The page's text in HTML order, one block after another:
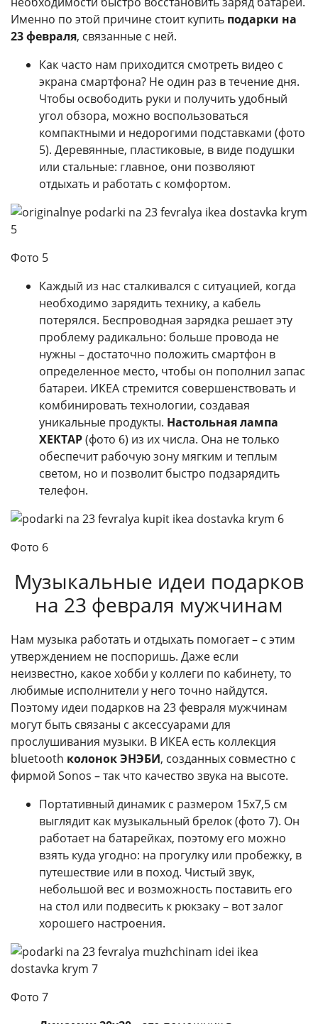
Именно по этой причине стоит купить подарки на
23 февраля, связанные с ней.
Как часто нам приходится смотреть видео с
экрана смартфона? Не один раз в течение дня.
Чтобы освободить руки и получить удобный
угол обзора, можно воспользоваться
компактными и недорогими подставками (фото
5). Деревянные, пластиковые, в виде подушки
или стальные: главное, они позволяют
отдыхать и работать с комфортом.
Фото 5
Каждый из нас сталкивался с ситуацией, когда
необходимо зарядить технику, а кабель
потерялся. Беспроводная зарядка решает эту
проблему радикально: больше провода не
нужны – достаточно положить смартфон в
определенное место, чтобы он пополнил запас
батареи. ИКЕА стремится совершенствовать и
комбинировать технологии, создавая
уникальные продукты. Настольная лампа
ХЕКТАР(фото 6) из их числа. Она не только
обеспечит рабочую зону мягким и теплым
светом, но и позволит быстро подзарядить
телефон.
Фото 6
Музыкальные идеи подарков
на 23 февраля мужчинам
Нам музыка работать и отдыхать помогает – с этим
утверждением не поспоришь. Даже если
неизвестно, какое хобби у коллеги по кабинету, то
любимые исполнители у него точно найдутся.
Поэтому идеи подарков на 23 февраля мужчинам
могут быть связаны с аксессуарами для
прослушивания музыки. В ИКЕА есть коллекция
bluetooth колонок ЭНЭБИ, созданных совместно с
фирмой Sonos – так что качество звука на высоте.
Портативный динамик с размером 15х7,5 см
выглядит как музыкальный брелок (фото 7). Он
работает на батарейках, поэтому его можно
взять куда угодно: на прогулку или пробежку, в
путешествие или в поход. Чистый звук,
небольшой вес и возможность поставить его
на стол или подвесить к рюкзаку – вот залог
хорошего настроения.
Фото 7